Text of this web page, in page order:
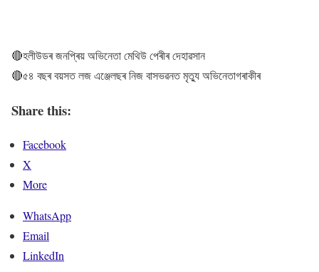
🔴হলীউডৰ জনপ্ৰিয় অভিনেতা মেথিউ পেৰীৰ দেহাৱসান
🔴৫৪ বছৰ বয়সত লজ এঞ্জেলছৰ নিজ বাসভৱনত মৃত্যু অভিনেতাগৰাকীৰ
Share this:
Facebook
X
More
WhatsApp
Email
LinkedIn